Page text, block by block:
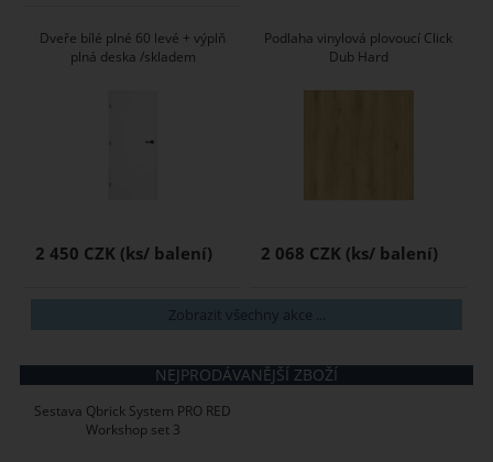
Dveře bílé plné 60 levé + výplň
plná deska /skladem
2 450 CZK
Podlaha vinylová plovoucí Click
Dub Hard
2 068 CZK
Zobrazit všechny akce ...
NEJPRODÁVANĚJŠÍ ZBOŽÍ
Sestava Qbrick System PRO RED
Workshop set 3